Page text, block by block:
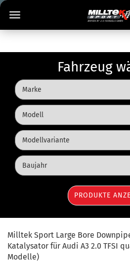
Fahrzeug
Milltek Sport Large Bore
Katalysator für Audi A3 2.0 TFSI
Modelle)